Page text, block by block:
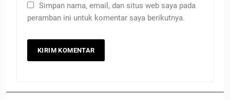
Simpan nama, email, dan situs web saya pada
peramban ini untuk komentar saya berikutnya.